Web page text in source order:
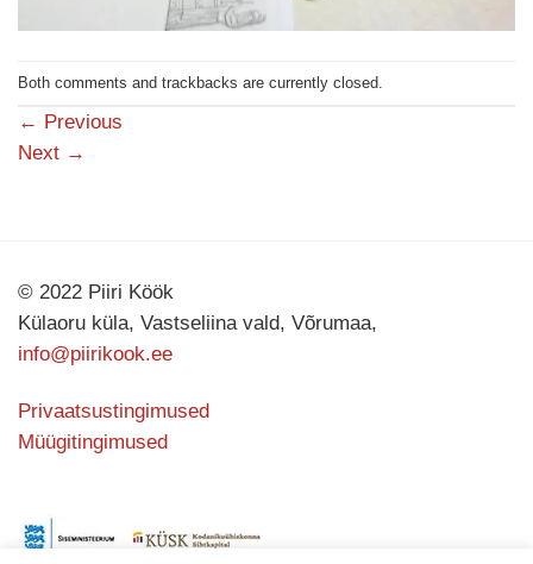
Both comments and trackbacks are currently closed.
← Previous
Next →
© 2022 Piiri Köök
Külaoru küla, Vastseliina vald, Võrumaa,
info@piirikook.ee
Privaatsustingimused
Müügitingimused